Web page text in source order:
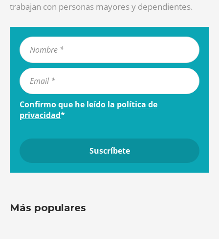
trabajan con personas mayores y dependientes.
Confirmo que he leído la política de
privacidad*
Más populares